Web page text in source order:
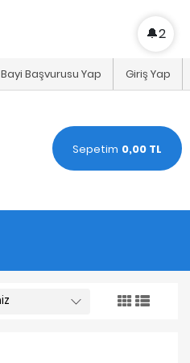
Giriş Yap
Bayi Başvurusu Yap
Sepetim 0,00 TL
🔔2